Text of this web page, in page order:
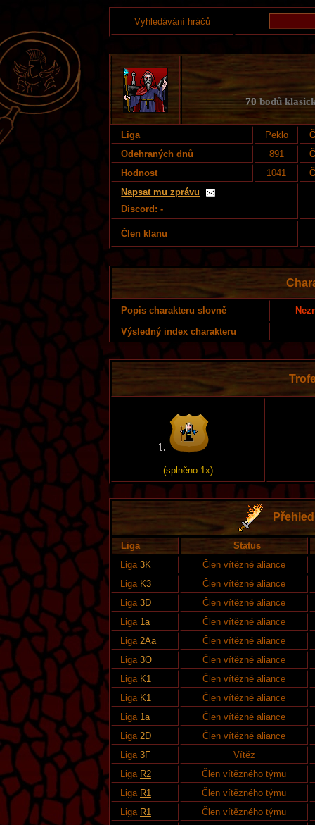
Vyhledávání hráčů
70 bodů
Liga Peklo
Odehraných dnů
891
Hodnost
1041
Napsat mu zprávu
Discord: -
Člen klanu
Popis charakteru slovně
Výsledný index charakteru
(splněno 1x)
Liga
Status
Liga 3K
Člen vítězné aliance
Liga K3
Člen vítězné aliance
Liga 3D
Člen vítězné aliance
Liga 1a
Člen vítězné aliance
Liga 2Aa
Člen vítězné aliance
Liga 3O
Člen vítězné aliance
Liga K1
Člen vítězné aliance
Liga K1
Člen vítězné aliance
Liga 1a
Člen vítězné aliance
Liga 2D
Člen vítězné aliance
Liga 3F
Vítěz
Liga R2
Člen vítězného týmu
Liga R1
Člen vítězného týmu
Liga R1
Člen vítězného týmu